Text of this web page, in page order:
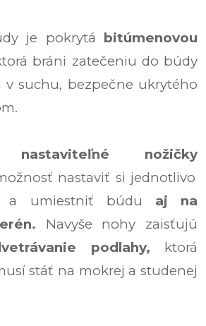
je pokrytá bitúmenovou
bráni zatečeniu do búdy
v suchu, bezpečne ukrytého
nastaviteľné nožičky
nastaviť si jednotlivo
a umiestniť búdu aj na
Navyše nohy zaisťujú
podlahy, ktorá
stáť na mokrej a studenej